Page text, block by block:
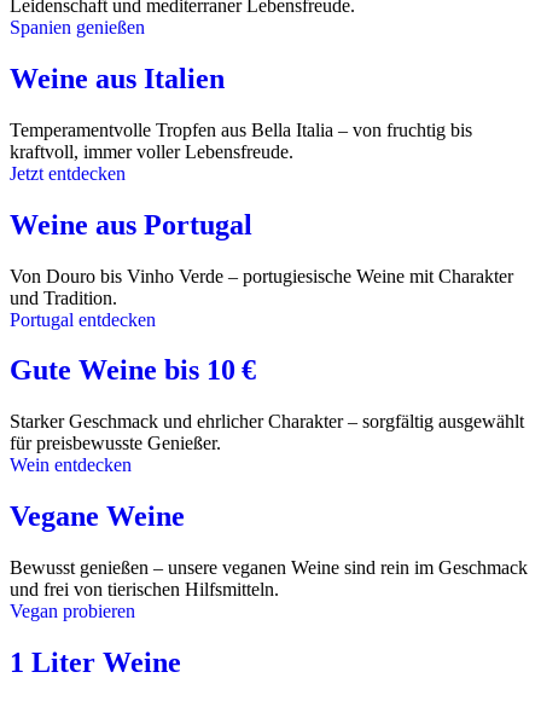
Leidenschaft und mediterraner Lebensfreude.
Spanien genießen
Weine aus Italien
Temperamentvolle Tropfen aus Bella Italia – von fruchtig bis
kraftvoll, immer voller Lebensfreude.
Jetzt entdecken
Weine aus Portugal
Von Douro bis Vinho Verde – portugiesische Weine mit Charakter
und Tradition.
Portugal entdecken
Gute Weine bis 10 €
Starker Geschmack und ehrlicher Charakter – sorgfältig ausgewählt
für preisbewusste Genießer.
Wein entdecken
Vegane Weine
Bewusst genießen – unsere veganen Weine sind rein im Geschmack
und frei von tierischen Hilfsmitteln.
Vegan probieren
1 Liter Weine